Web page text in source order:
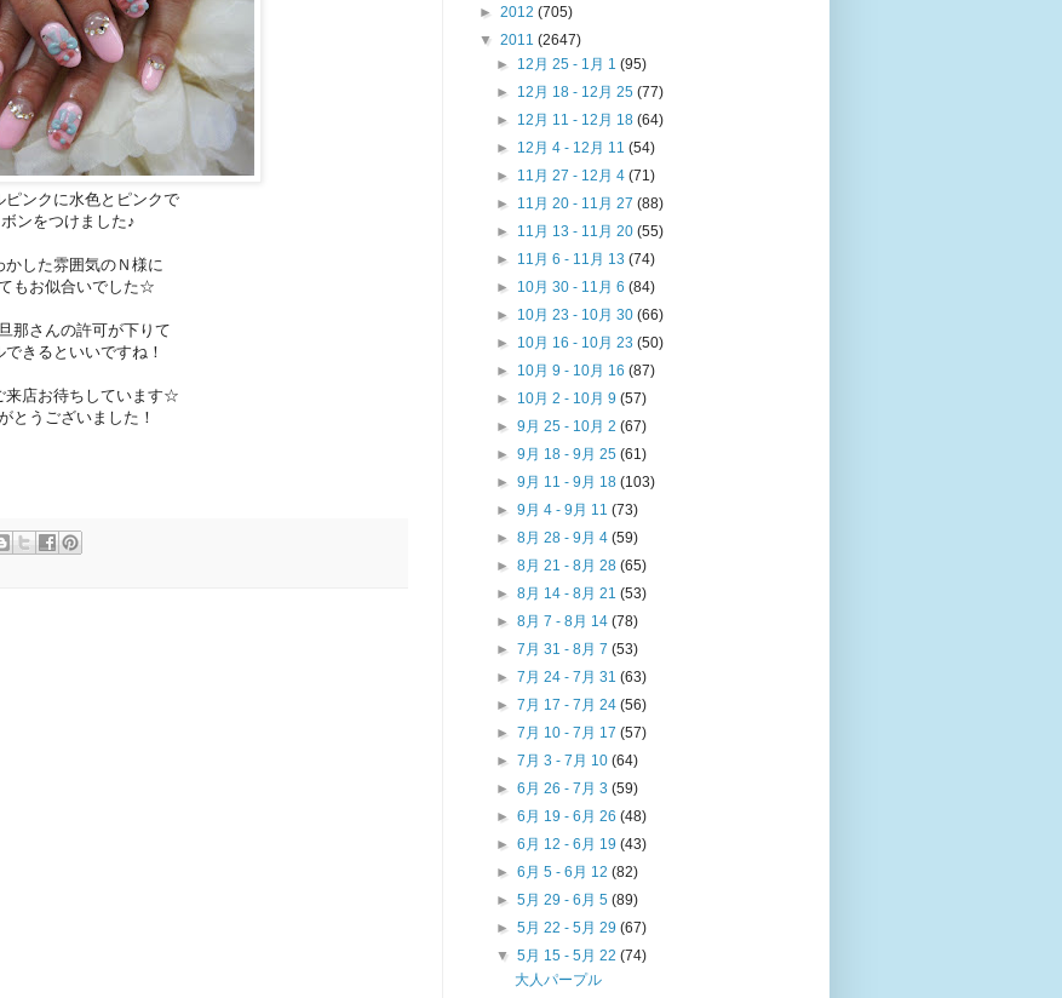
ピンクに水色とピンクで
ボンをつけました♪
かした雰囲気のＮ様に
もお似合いでした☆
那さんの許可が下りて
できるといいですね！
来店お待ちしています☆
とうございました！
► 2012 (705)
▼ 2011 (2647)
► 12月 25 - 1月 1(95)
► 12月 18 - 12月 25(77)
► 12月 11 - 12月 18(64)
► 12月 4 - 12月 11(54)
► 11月 27 - 12月 4(71)
► 11月 20 - 11月 27(88)
► 11月 13 - 11月 20(55)
► 11月 6 - 11月 13(74)
► 10月 30 - 11月 6(84)
► 10月 23 - 10月 30(66)
► 10月 16 - 10月 23(50)
► 10月 9 - 10月 16(87)
► 10月 2 - 10月 9(57)
►9月 25 - 10月 2(67)
►9月 18 - 9月 25(61)
►9月 11 - 9月 18(103)
►9月 4 - 9月 11(73)
►8月 28 - 9月 4(59)
►8月 21 - 8月 28(65)
►8月 14 - 8月 21(53)
►8月 7 - 8月 14(78)
►7月 31 - 8月 7(53)
►7月 24 - 7月 31(63)
►7月 17 - 7月 24(56)
►7月 10 - 7月 17(57)
►7月 3 - 7月 10(64)
►6月 26 - 7月 3(59)
►6月 19 - 6月 26(48)
►6月 12 - 6月 19(43)
►6月 5 - 6月 12(82)
►5月 29 - 6月 5(89)
►5月 22 - 5月 29(67)
▼5月 15 - 5月 22(74)
大人パープル